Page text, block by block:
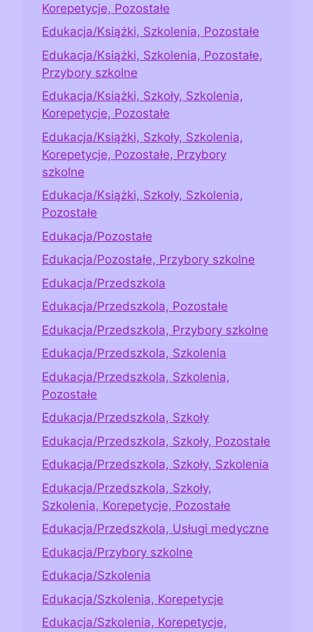
Korepetycje, Pozostałe
Edukacja/Książki, Szkolenia, Pozostałe
Edukacja/Książki, Szkolenia, Pozostałe,
Przybory szkolne
Edukacja/Książki, Szkoły, Szkolenia,
Korepetycje, Pozostałe
Edukacja/Książki, Szkoły, Szkolenia,
Korepetycje, Pozostałe, Przybory
szkolne
Edukacja/Książki, Szkoły, Szkolenia,
Pozostałe
Edukacja/Pozostałe
Edukacja/Pozostałe, Przybory szkolne
Edukacja/Przedszkola
Edukacja/Przedszkola, Pozostałe
Edukacja/Przedszkola, Przybory szkolne
Edukacja/Przedszkola, Szkolenia
Edukacja/Przedszkola, Szkolenia,
Pozostałe
Edukacja/Przedszkola, Szkoły
Edukacja/Przedszkola, Szkoły, Pozostałe
Edukacja/Przedszkola, Szkoły, Szkolenia
Edukacja/Przedszkola, Szkoły,
Szkolenia, Korepetycje, Pozostałe
Edukacja/Przedszkola, Usługi medyczne
Edukacja/Przybory szkolne
Edukacja/Szkolenia
Edukacja/Szkolenia, Korepetycje
Edukacja/Szkolenia, Korepetycje,